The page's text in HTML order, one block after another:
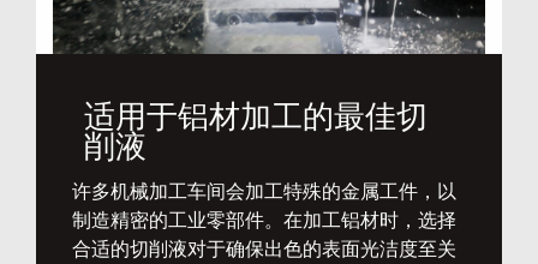
适用于铝材加工的最佳切
削液
​许多机械加工车间会加工特殊的金属工件，以
制造精密的工业零部件。在加工铝材时，选择
合适的切削液对于确保出色的表面光洁度至关